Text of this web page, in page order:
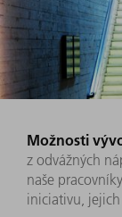
Možnosti
z odvážných
naše
iniciativu,